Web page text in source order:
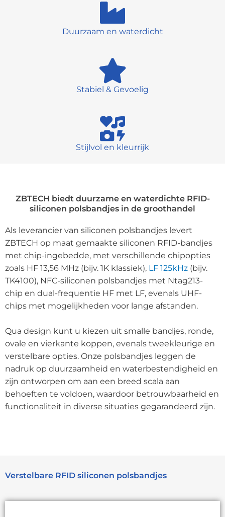
Duurzaam en waterdicht
Stabiel & Gevoelig
Stijlvol en kleurrijk
ZBTECH biedt duurzame en waterdichte RFID-
siliconen polsbandjes in de groothandel
Als leverancier van siliconen polsbandjes levert
ZBTECH op maat gemaakte siliconen RFID-bandjes
met chip-ingebedde, met verschillende chipopties
zoals HF 13,56 MHz (bijv. 1K klassiek), LF 125kHz (bijv.
TK4100), NFC-siliconen polsbandjes met Ntag213-
chip en dual-frequentie HF met LF, evenals UHF-
chips met mogelijkheden voor lange afstanden.
Qua design kunt u kiezen uit smalle bandjes, ronde,
ovale en vierkante koppen, evenals tweekleurige en
verstelbare opties. Onze polsbandjes leggen de
nadruk op duurzaamheid en waterbestendigheid en
zijn ontworpen om aan een breed scala aan
behoeften te voldoen, waardoor betrouwbaarheid en
functionaliteit in diverse situaties gegarandeerd zijn.
Verstelbare RFID siliconen polsbandjes